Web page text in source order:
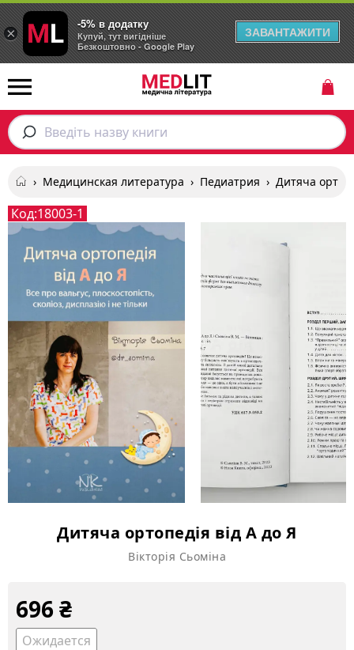
Введіть назву книги
› Медицинская литература › Педиатрия › Дитяча
Код:18003-1
Дитяча ортопедія від А до Я
Вікторія Сьоміна
696 ₴
Ожидается
×
-5% в додатку
Купуй, тут вигідніше
Безкоштовно - Google Play
ЗАВАНТАЖИТИ